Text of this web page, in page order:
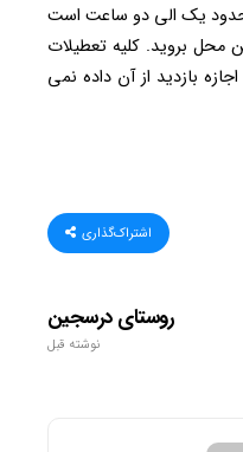
حدود یک الی دو ساعت است
محل بروید. کلیه تعطیلات
بازدید از آن داده نمی
اشتراک‌گذاری
روستای درسجین
نوشته قبل